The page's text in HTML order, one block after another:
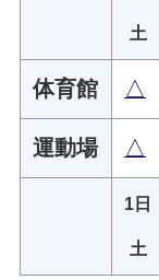
土
体育館 △
運動場 △
1日
土